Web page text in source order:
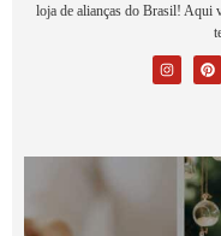
loja de alianças do Brasil! Aqui